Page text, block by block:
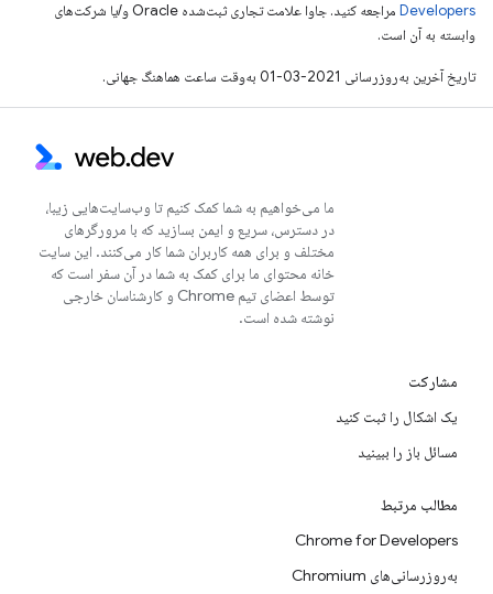
Developers‏
مراجعه کنید. جاوا علامت تجاری ثبت‌شده Oracle و/یا شرکت‌های
وابسته به آن است.
تاریخ آخرین به‌روزرسانی 2021-03-01 به‌وقت ساعت هماهنگ جهانی.
ما می‌خواهیم به شما کمک کنیم تا وب‌سایت‌هایی زیبا،
در دسترس، سریع و ایمن بسازید که با مرورگرهای
مختلف و برای همه کاربران شما کار می‌کنند. این سایت
خانه محتوای ما برای کمک به شما در آن سفر است که
توسط اعضای تیم Chrome و کارشناسان خارجی
نوشته شده است.
مشارکت
یک اشکال را ثبت کنید
مسائل باز را ببینید
مطالب مرتبط
Chrome for Developers
به‌روزرسانی‌های Chromium